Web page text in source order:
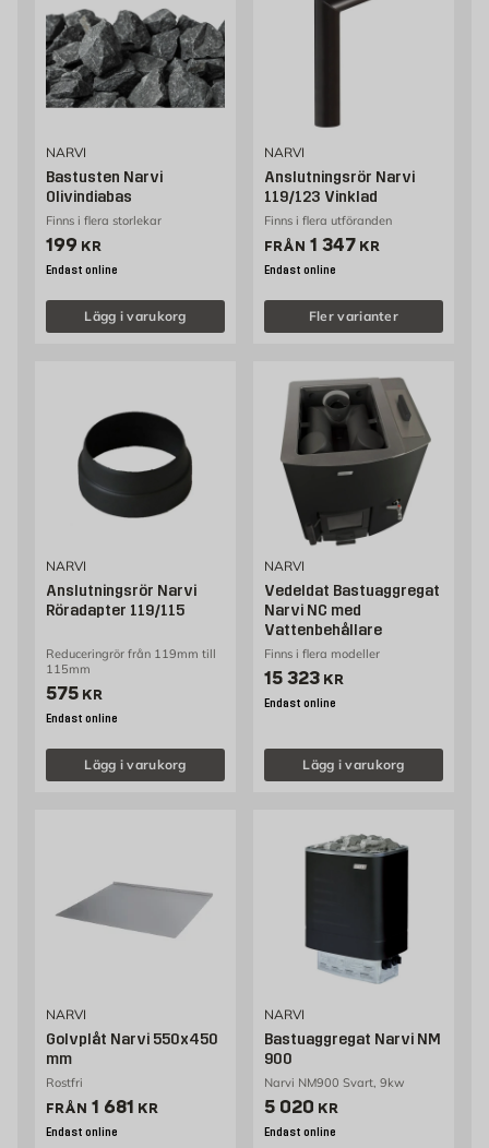
NARVI
Bastusten Narvi
Olivindiabas
Finns i flera storlekar
Pris 199 kr
199 KR
Endast online
Lägg i varukorg
NARVI
Anslutningsrör Narvi
119/123 Vinklad
Finns i flera utföranden
FRÅN Pris 1347 kr
1 347 KR
Endast online
Fler varianter
NARVI
Anslutningsrör Narvi
Röradapter 119/115
Reduceringrör från 119mm till
115mm
Pris 575 kr
575 KR
Endast online
Lägg i varukorg
NARVI
Vedeldat Bastuaggregat
Narvi NC med
Vattenbehållare
Finns i flera modeller
Pris 15323 kr
15 323 KR
Endast online
Lägg i varukorg
NARVI
Golvplåt Narvi 550x450
mm
Rostfri
FRÅN Pris 1541 kr
1 681 KR
Endast online
NARVI
Bastuaggregat Narvi NM
900
Narvi NM900 Svart, 9kw
Pris 5020 kr
5 020 KR
Endast online